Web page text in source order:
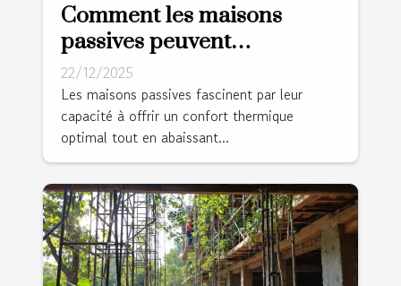
Comment les maisons
passives peuvent
révolutionner votre confort
et réduire vos factures ?
22/12/2025
Les maisons passives fascinent par leur
capacité à offrir un confort thermique
optimal tout en abaissant...